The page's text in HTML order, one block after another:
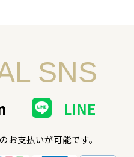
SNS
LINE
お支払いが可能です。